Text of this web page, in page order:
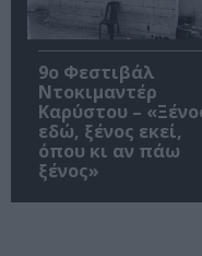
9ο Φεστιβάλ
Ντοκιμαντέρ
Καρύστου –
εδώ, ξένος εκεί,
όπου κι αν πάω
ξένος»